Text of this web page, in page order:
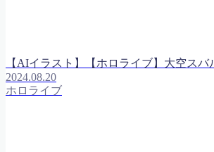
【AIイラスト】【ホロライブ】大空スバ
2024.08.20
ホロライブ